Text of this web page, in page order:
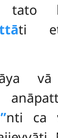
tato
ti
nti ca